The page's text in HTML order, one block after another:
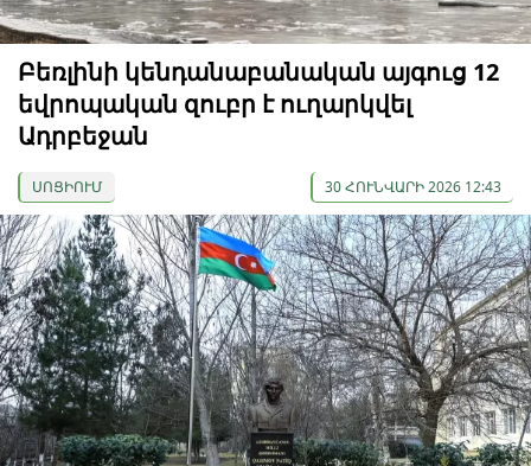
Բեռլինի կենդանաբանական այգուց 12
եվրոպական զուբր է ուղարկվել
Ադրբեջան
ՍՈՑԻՈՒՄ 30 ՀՈՒՆՎԱՐԻ 2026 12:43